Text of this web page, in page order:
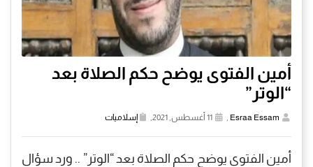
أمين الفتوى يوضح حكم الصلاة بعد
“الوتر”
Esraa Essam
, إسلاميات
أمين الفتوى يوضح حكم الصلاة بعد “الوتر” .. ورد سؤال